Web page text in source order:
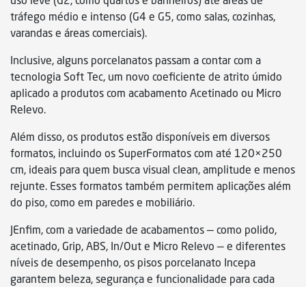
tráfego médio e intenso (G4 e G5, como salas, cozinhas,
varandas e áreas comerciais).
Inclusive, alguns porcelanatos passam a contar com a
tecnologia Soft Tec, um novo coeficiente de atrito úmido
aplicado a produtos com acabamento Acetinado ou Micro
Relevo.
Além disso, os produtos estão disponíveis em diversos
formatos, incluindo os SuperFormatos com até 120×250
cm, ideais para quem busca visual clean, amplitude e menos
rejunte. Esses formatos também permitem aplicações além
do piso, como em paredes e mobiliário.
JEnfim, com a variedade de acabamentos — como polido,
acetinado, Grip, ABS, In/Out e Micro Relevo — e diferentes
níveis de desempenho, os pisos porcelanato Incepa
garantem beleza, segurança e funcionalidade para cada